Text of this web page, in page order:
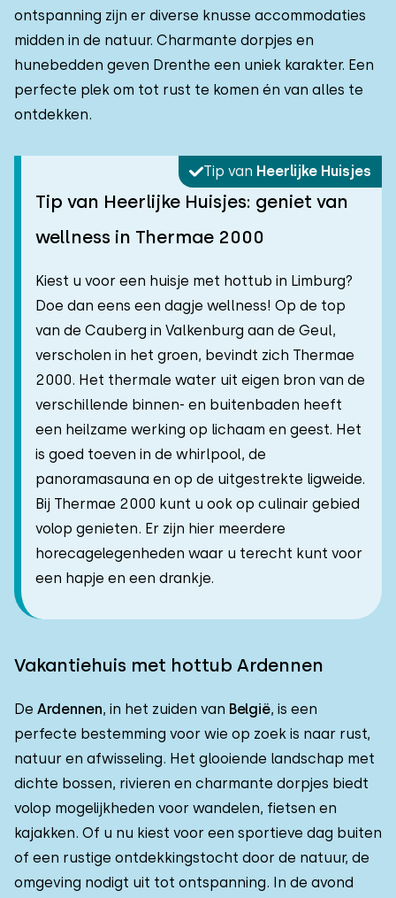
ontspanning zijn er diverse knusse accommodaties
midden in de natuur. Charmante dorpjes en
hunebedden geven Drenthe een uniek karakter. Een
perfecte plek om tot rust te komen én van alles te
ontdekken.
Tip van Heerlijke Huisjes
Tip van Heerlijke Huisjes: geniet van
wellness in Thermae 2000
Kiest u voor een huisje met hottub in Limburg?
Doe dan eens een dagje wellness! Op de top
van de Cauberg in Valkenburg aan de Geul,
verscholen in het groen, bevindt zich Thermae
2000. Het thermale water uit eigen bron van de
verschillende binnen- en buitenbaden heeft
een heilzame werking op lichaam en geest. Het
is goed toeven in de whirlpool, de
panoramasauna en op de uitgestrekte ligweide.
Bij Thermae 2000 kunt u ook op culinair gebied
volop genieten. Er zijn hier meerdere
horecagelegenheden waar u terecht kunt voor
een hapje en een drankje.
Vakantiehuis met hottub Ardennen
De Ardennen, in het zuiden van België, is een
perfecte bestemming voor wie op zoek is naar rust,
natuur en afwisseling. Het glooiende landschap met
dichte bossen, rivieren en charmante dorpjes biedt
volop mogelijkheden voor wandelen, fietsen en
kajakken. Of u nu kiest voor een sportieve dag buiten
of een rustige ontdekkingstocht door de natuur, de
omgeving nodigt uit tot ontspanning. In de avond